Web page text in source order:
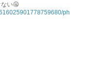
い🤤
ph